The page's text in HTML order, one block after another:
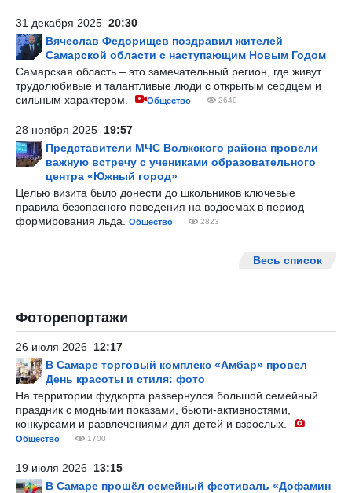
31 декабря 2025 20:30
Вячеслав Федорищев поздравил жителей
Самарской области с наступающим Новым Годом
Самарская область – это замечательный регион, где живут
трудолюбивые и талантливые люди с открытым сердцем и
сильным характером.
Общество 2649
28 ноября 2025 19:57
Представители МЧС Волжского района провели
важную встречу с учениками образовательного
центра «Южный город»
Целью визита было донести до школьников ключевые
правила безопасного поведения на водоемах в период
формирования льда.
Общество 2823
Весь список
Фоторепортажи
26 июля 2026 12:17
В Самаре торговый комплекс «Амбар» провел
День красоты и стиля: фото
На территории фудкорта развернулся большой семейный
праздник с модными показами, бьюти-активностями,
конкурсами и развлечениями для детей и взрослых.
Общество 1700
19 июля 2026 13:15
В Самаре прошёл семейный фестиваль «Дофамин